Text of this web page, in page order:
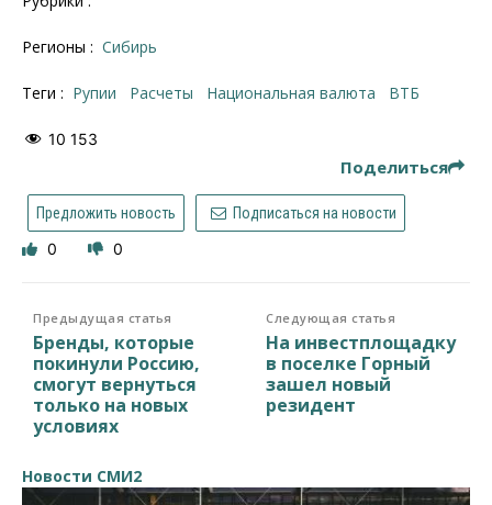
Регионы : Сибирь
Теги : рупии расчеты национальная валюта ВТБ
10 153
Поделиться
Предложить новость Подписаться на новости
0 0
Предыдущая статья
Бренды, которые
покинули Россию,
смогут вернуться
только на новых
условиях
Следующая статья
На инвестплощадку
в поселке Горный
зашел новый
резидент
Новости СМИ2